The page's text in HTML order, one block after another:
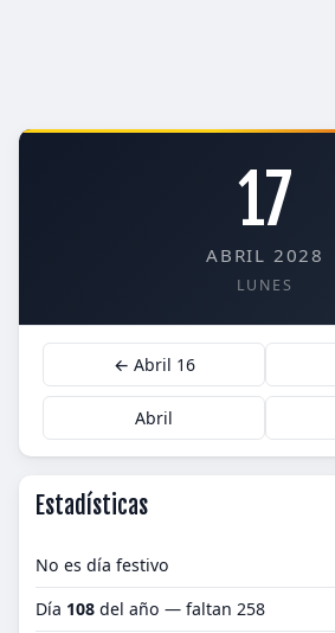
17
ABRIL 2028
LUNES
← Abril 16
Abril
Estadísticas
No es día festivo
Día 108 del año — faltan 258